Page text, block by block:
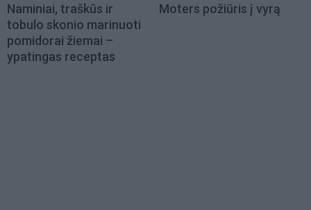
Naminiai, traškūs ir
tobulo skonio marinuoti
pomidorai žiemai –
ypatingas receptas
Moters požiūris į vyrą